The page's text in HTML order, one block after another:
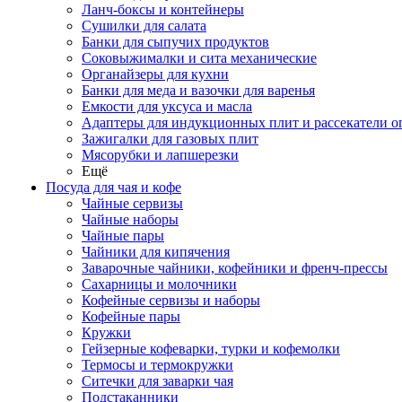
Ланч-боксы и контейнеры
Сушилки для салата
Банки для сыпучих продуктов
Соковыжималки и сита механические
Органайзеры для кухни
Банки для меда и вазочки для варенья
Емкости для уксуса и масла
Адаптеры для индукционных плит и рассекатели
Зажигалки для газовых плит
Мясорубки и лапшерезки
Ещё
Посуда для чая и кофе
Чайные сервизы
Чайные наборы
Чайные пары
Чайники для кипячения
Заварочные чайники, кофейники и френч-прессы
Сахарницы и молочники
Кофейные сервизы и наборы
Кофейные пары
Кружки
Гейзерные кофеварки, турки и кофемолки
Термосы и термокружки
Ситечки для заварки чая
Подстаканники